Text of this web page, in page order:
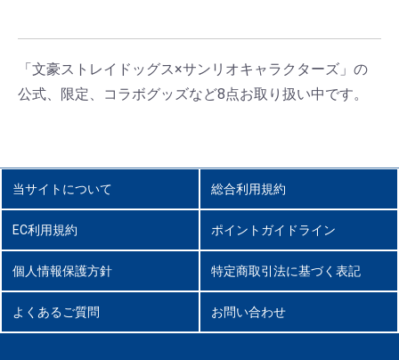
「文豪ストレイドッグス×サンリオキャラクターズ」の
公式、限定、コラボグッズなど8点お取り扱い中です。
当サイトについて 総合利用規約
EC利用規約 ポイントガイドライン
個人情報保護方針 特定商取引法に基づく表記
よくあるご質問 お問い合わせ